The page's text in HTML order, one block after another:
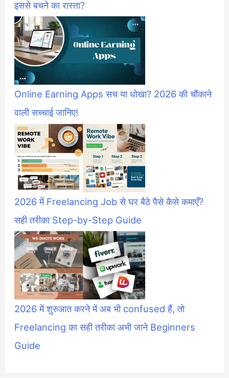
इससे बचने का रास्ता?
Online Earning Apps सच या धोखा? 2026 की चौंकाने
वाली सच्चाई जानिए!
2026 में Freelancing Job से घर बैठे पैसे कैसे कमाएँ?
सही तरीका Step-by-Step Guide
2026 में शुरुआत करने में अब भी confused हैं, तो
Freelancing का सही तरीका अभी जाने Beginners
Guide